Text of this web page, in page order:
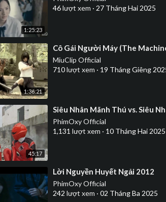
1:25:23
46lượt xem · 27 Tháng Hai 2025
1:36:21
⁣Cô Gái Người Máy (The
MiuClip Official
710lượt xem · 19 Tháng Giêng
45:17
⁣Siêu Nhân Mãnh Thú vs. Siêu
PhimOxy Official
1,131 lượt xem · 10 Tháng Hai 2025
⁣Lời Nguyền Huyết Ngải 2012
PhimOxy Official
242 lượt xem · 02 Tháng Ba 2025